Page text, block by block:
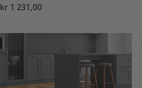
kr 1 231,00